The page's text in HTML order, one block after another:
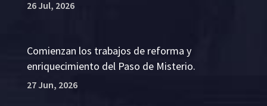
26 Jul, 2026
Comienzan los trabajos de reforma y
enriquecimiento del Paso de Misterio.
27 Jun, 2026